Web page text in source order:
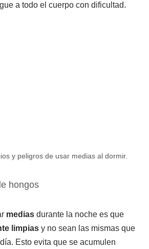
a todo el cuerpo con dificultad.
y peligros de usar medias al dormir.
hongos
medias durante la noche es que
limpias y no sean las mismas que
Esto evita que se acumulen